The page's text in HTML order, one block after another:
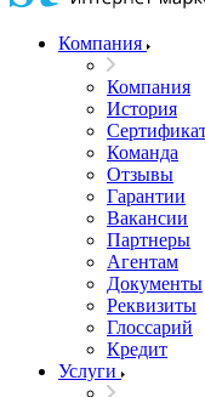
Компания
Компания
История
Команда
Отзывы
Гарантии
Вакансии
Партнеры
Агентам
Документы
Реквизиты
Глоссарий
Кредит
Услуги